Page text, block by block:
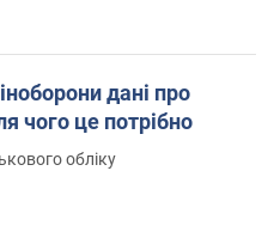
дані про
чого це потрібно
обліку